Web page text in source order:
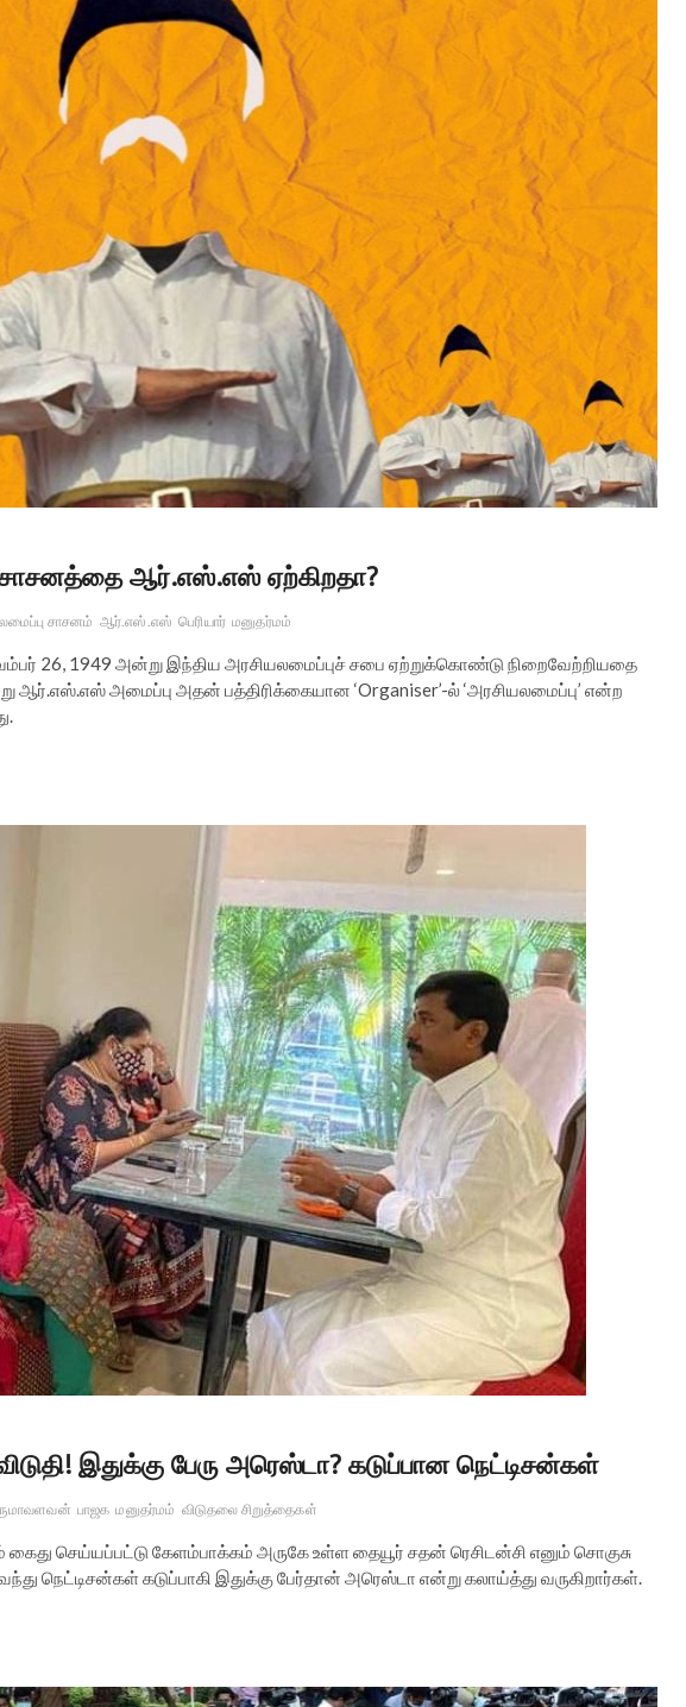
சாசனத்தை ஆர்.எஸ்.எஸ் ஏற்கிறதா?
சாசனம் ஆர்.எஸ்.எஸ் பெரியார் மனுதர்மம்
26, 1949 அன்று இந்திய அரசியலமைப்புச் சபை ஏற்றுக்கொண்டு நிறைவேற்றியதை
ஆர்.எஸ்.எஸ் அமைப்பு அதன் பத்திரிக்கையான ‘Organiser’-ல் ‘அரசியலமைப்பு’ என்ற
இதுக்கு பேரு அரெஸ்டா? கடுப்பான நெட்டிசன்கள்
பாஜக மனுதர்மம் விடுதலை சிறுத்தைகள்
கைது செய்யப்பட்டு கேளம்பாக்கம் அருகே உள்ள தையூர் சதன் ரெசிடன்சி எனும் சொகுசு
நெட்டிசன்கள் கடுப்பாகி இதுக்கு பேர்தான் அரெஸ்டா என்று கலாய்த்து வருகிறார்கள்.